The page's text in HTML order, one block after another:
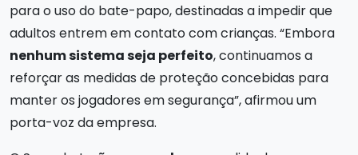
para o uso do bate-papo, destinadas a impedir que
adultos entrem em contato com crianças. “Embora
nenhum sistema seja perfeito, continuamos a
reforçar as medidas de proteção concebidas para
manter os jogadores em segurança”, afirmou um
porta-voz da empresa.